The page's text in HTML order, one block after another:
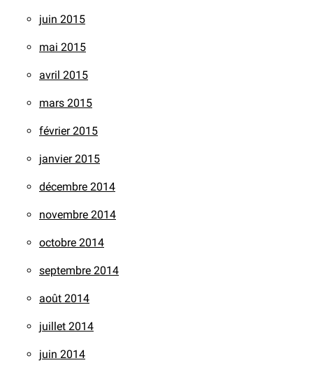
juin 2015
mai 2015
avril 2015
mars 2015
février 2015
janvier 2015
décembre 2014
novembre 2014
octobre 2014
septembre 2014
août 2014
juillet 2014
juin 2014